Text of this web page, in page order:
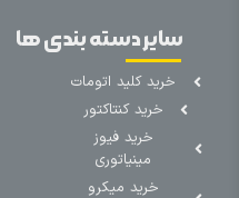
سایر دسته بندی ها
خرید کلید اتومات
خرید کنتاکتور
خرید فیوز
مینیاتوری
خرید میکرو